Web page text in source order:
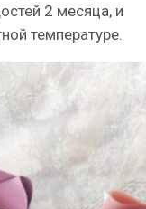
2 месяца, и
температуре.